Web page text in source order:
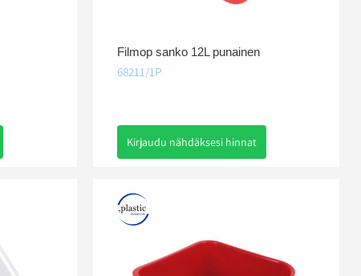
Filmop sanko 12L punainen
68211/1P
Kirjaudu nähdäksesi hinnat